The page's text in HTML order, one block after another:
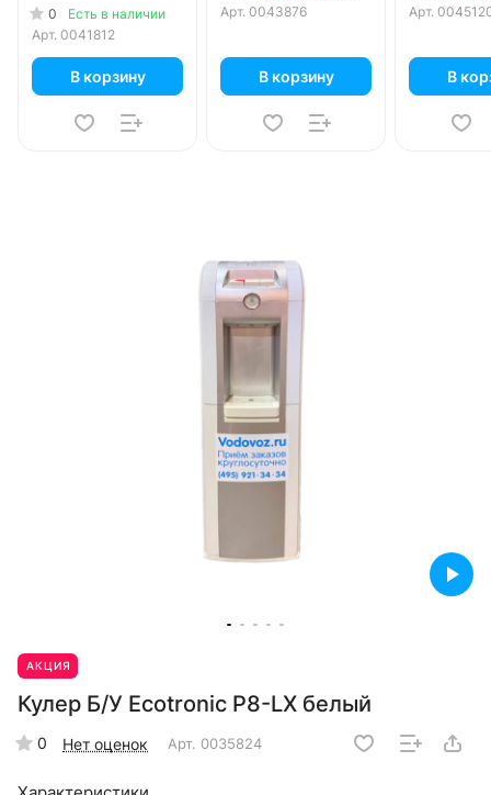
0
Есть в наличии
Арт. 0041812
В корзину
Арт. 0043876
В корзину
Арт.
В
АКЦИЯ
Кулер Б/У Ecotronic P8-LX белый
0 Нет оценок Арт. 0035824